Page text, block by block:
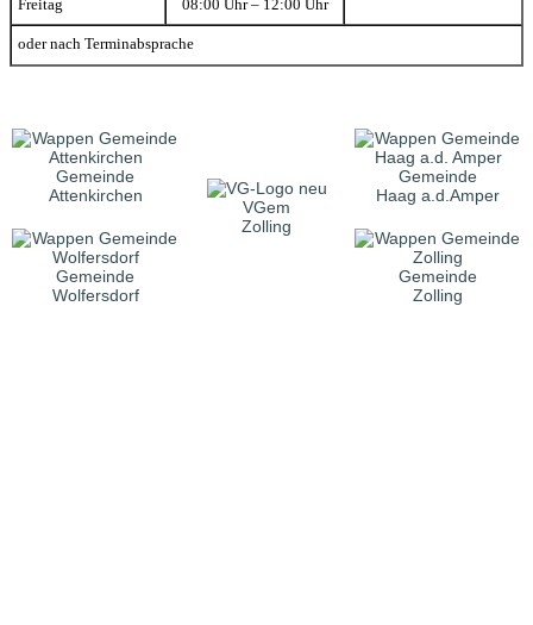
Freitag 08:00 Uhr – 12:00 Uhr
oder nach Terminabsprache
Gemeinde
Attenkirchen
VGem
Zolling
Gemeinde
Haag a.d.Amper
Gemeinde
Wolfersdorf
Gemeinde
Zolling